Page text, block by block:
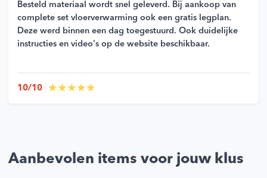
Besteld materiaal wordt snel geleverd. Bij aankoop van
complete set vloerverwarming ook een gratis legplan.
Deze werd binnen een dag toegestuurd. Ook duidelijke
instructies en video's op de website beschikbaar.
10/10
Aanbevolen items voor jouw klus